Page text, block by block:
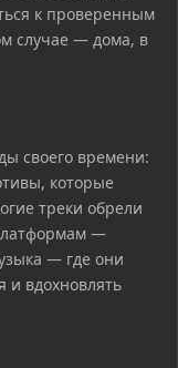
к проверенным
случае — дома, в
своего времени:
которые
треки обрели
—
— где они
вдохновлять